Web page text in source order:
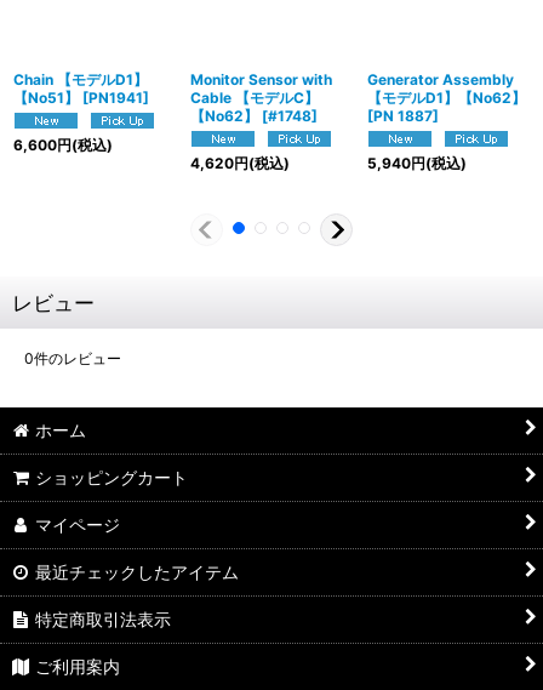
Chain 【モデルD1】
【No51】
[PN1941]
6,600円(税込)
Monitor Sensor with
Cable 【モデルC】
【No62】
[#1748]
4,620円(税込)
Generator Assembly
【モデルD1】【No62】
[PN 1887]
5,940円(税込)
レビュー
0件のレビュー
ホーム
ショッピングカート
マイページ
最近チェックしたアイテム
特定商取引法表示
ご利用案内